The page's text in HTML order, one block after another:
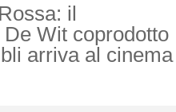
il
Wit coprodotto
arriva al cinema